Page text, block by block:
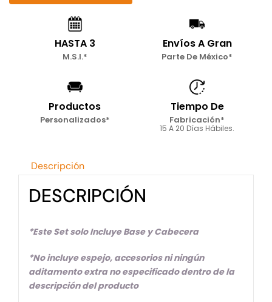
HASTA 3
M.S.I.*
Envíos A Gran
Parte De México*
Productos
Personalizados*
Tiempo De
Fabricación*
15 A 20 Días Hábiles.
Descripción
DESCRIPCIÓN
*Este Set solo Incluye Base y Cabecera
*No incluye espejo, accesorios ni ningún
aditamento extra no especificado dentro de la
descripción del producto